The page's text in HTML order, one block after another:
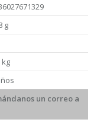
g
kg
un correo a